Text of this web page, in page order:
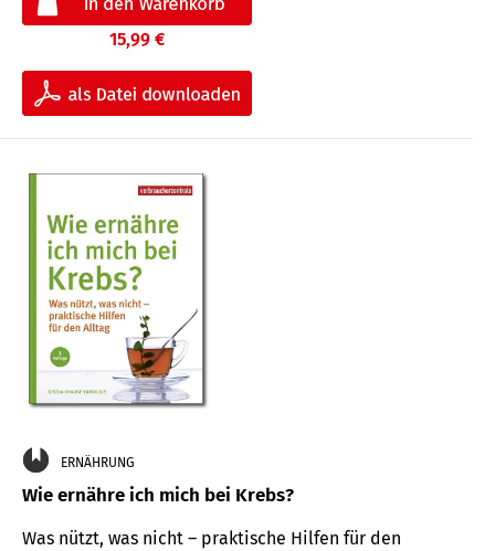
15,99 €
ERNÄHRUNG
Wie ernähre ich mich bei Krebs?
Was nützt, was nicht – praktische Hilfen für den